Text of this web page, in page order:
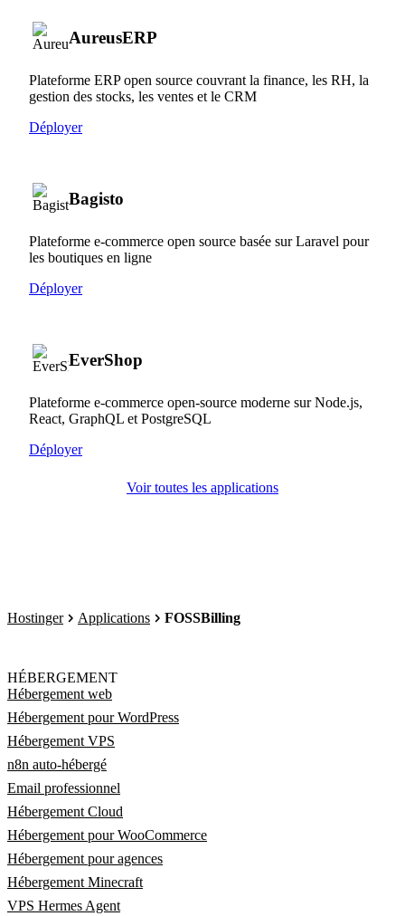
AureusERP
Plateforme ERP open source couvrant la finance, les RH, la
gestion des stocks, les ventes et le CRM
Déployer
Bagisto
Plateforme e-commerce open source basée sur Laravel pour
les boutiques en ligne
Déployer
EverShop
Plateforme e-commerce open-source moderne sur Node.js,
React, GraphQL et PostgreSQL
Déployer
Voir toutes les applications
Hostinger Applications FOSSBilling
HÉBERGEMENT
Hébergement web
Hébergement pour WordPress
Hébergement VPS
n8n auto-hébergé
Email professionnel
Hébergement Cloud
Hébergement pour WooCommerce
Hébergement pour agences
Hébergement Minecraft
VPS Hermes Agent